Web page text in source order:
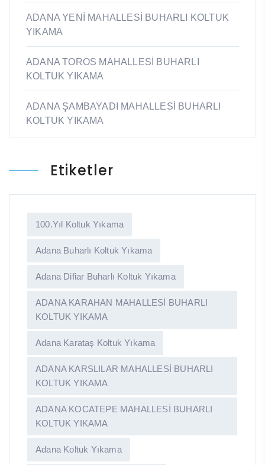
ADANA YENİ MAHALLESİ BUHARLI KOLTUK
YIKAMA
ADANA TOROS MAHALLESİ BUHARLI
KOLTUK YIKAMA
ADANA ŞAMBAYADI MAHALLESİ BUHARLI
KOLTUK YIKAMA
Etiketler
100.yıl Koltuk Yıkama
Adana Buharlı Koltuk Yıkama
Adana Difiar Buharlı Koltuk Yıkama
ADANA KARAHAN MAHALLESİ BUHARLI
KOLTUK YIKAMA
Adana Karataş Koltuk Yıkama
ADANA KARSLILAR MAHALLESİ BUHARLI
KOLTUK YIKAMA
ADANA KOCATEPE MAHALLESİ BUHARLI
KOLTUK YIKAMA
Adana Koltuk Yıkama